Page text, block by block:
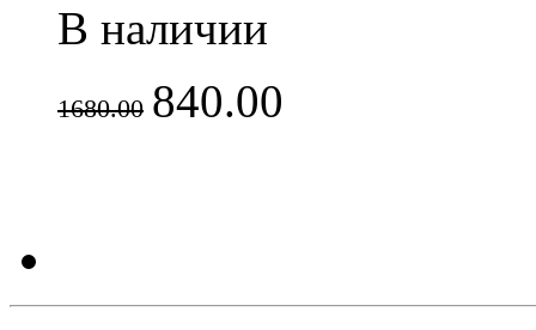
В наличии
1680.00 840.00